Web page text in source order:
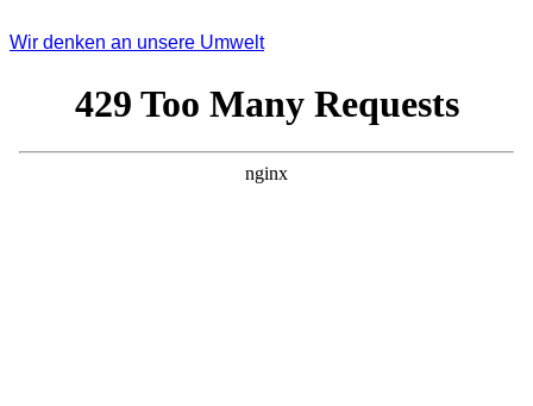
Wir denken an unsere Umwelt